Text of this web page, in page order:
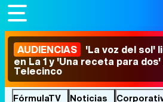
AUDIENCIAS 'La voz del sol'
en La 1 y 'Una receta para
Telecinco
FórmulaTV Noticias